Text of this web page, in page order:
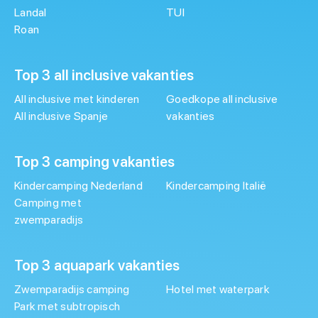
Landal
Roan
TUI
Top 3 all inclusive vakanties
All inclusive met kinderen
All inclusive Spanje
Goedkope all inclusive
vakanties
Top 3 camping vakanties
Kindercamping Nederland
Camping met
zwemparadijs
Kindercamping Italië
Top 3 aquapark vakanties
Zwemparadijs camping
Park met subtropisch
Hotel met waterpark